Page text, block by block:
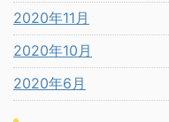
2020年11月
2020年10月
2020年6月